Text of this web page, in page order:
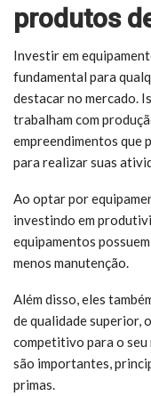
produtos
Investir em
fundamental para
destacar no mercado.
trabalham com
empreendimentos que
para realizar suas
Ao optar por
investindo em
equipamentos
menos manutenção.
Além disso, eles
de qualidade superior,
competitivo para o seu
são importantes,
primas.